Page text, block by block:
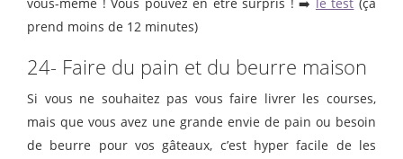
vous-même ! Vous pouvez en être surpris ! ➡️ le test (ça
prend moins de 12 minutes)
24- Faire du pain et du beurre maison
Si vous ne souhaitez pas vous faire livrer les courses,
mais que vous avez une grande envie de pain ou besoin
de beurre pour vos gâteaux, c’est hyper facile de les